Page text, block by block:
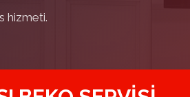
hizmeti.